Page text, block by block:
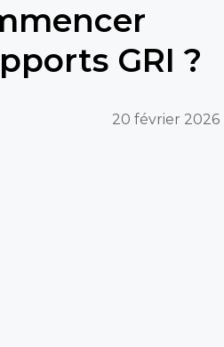
GRI ?
20 février 2026